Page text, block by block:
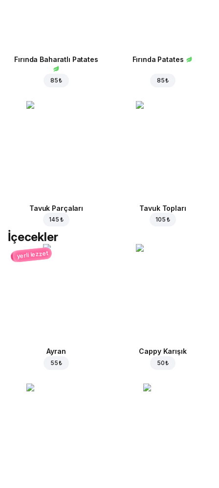
Fırında Baharatlı Patates
85 ₺
Fırında Patates
85 ₺
Tavuk Parçaları
145 ₺
Tavuk Topları
105 ₺
İçecekler
yerli lezzet
Ayran
55 ₺
Cappy Karışık
50 ₺